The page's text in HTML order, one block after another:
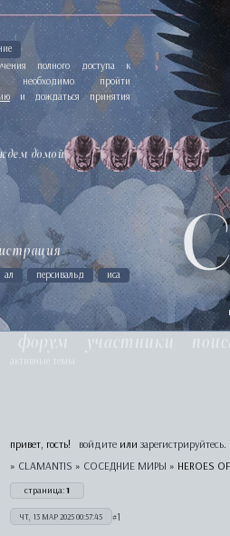
домой
ал персивальд иса
полного доступа к
необходимо пройти
и дождаться принятия
форум участники
активные темы
привет, гость! войдите или зарегистрируйтесь.
» CLAMANTIS » СОСЕДНИЕ МИРЫ » HEROES
страница:1
1
ЧТ, 13 МАР 2025 00:57:45